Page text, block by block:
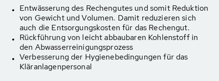
Entwässerung des Rechengutes und somit Reduktion
von Gewicht und Volumen. Damit reduzieren sich
auch die Entsorgungskosten für das Rechengut.
Rückführung von leicht abbaubaren Kohlenstoff in
den Abwasserreinigungsprozess
Verbesserung der Hygienebedingungen für das
Kläranlagenpersonal